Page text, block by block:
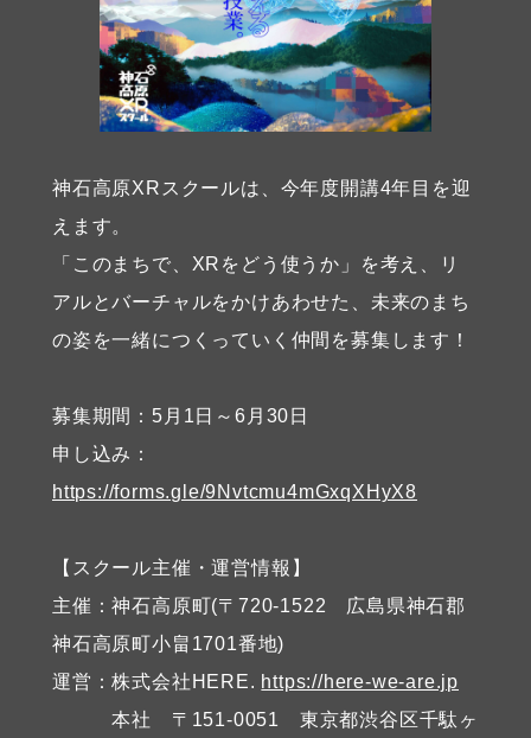
神石高原XRスクールは、今年度開講4年目を迎
えます。
「このまちで、XRをどう使うか」を考え、リ
アルとバーチャルをかけあわせた、未来のまち
の姿を一緒につくっていく仲間を募集します！
募集期間：5月1日～6月30日
申し込み：
https://forms.gle/9Nvtcmu4mGxqXHyX8
【スクール主催・運営情報】
主催：神石高原町(〒720-1522 広島県神石郡
神石高原町小畠1701番地)
運営：株式会社HERE. https://here-we-are.jp
本社 〒151-0051 東京都渋谷区千駄ヶ